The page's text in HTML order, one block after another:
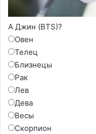
А Джин (BTS)?
Овен
Телец
Близнецы
Рак
Лев
Дева
Весы
Скорпион